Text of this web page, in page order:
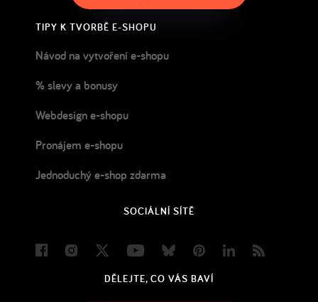
TIPY K TVORBĚ E-SHOPU
Návod na vytvoření e-shopu
% slevy a bonusy
Webdesign e-shopu
Pronájem e-shopu
Jednoduchý e-shop zdarma
SOCIÁLNÍ SÍTĚ
FacebookInstagram
Twitter YoutubeBlueskyPinterestLinkedIn
DĚLEJTE, CO VÁS BAVÍ